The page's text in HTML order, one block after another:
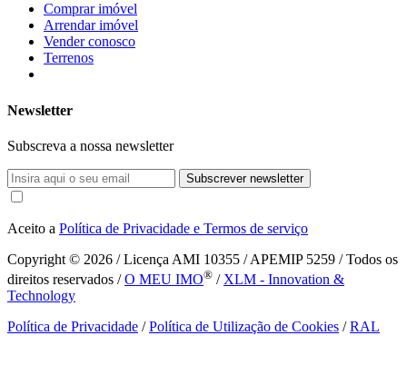
Comprar imóvel
Arrendar imóvel
Vender conosco
Terrenos
Newsletter
Subscreva a nossa newsletter
Subscrever newsletter
Aceito a Política de Privacidade e Termos de serviço
Copyright © 2026 / Licença AMI 10355 / APEMIP 5259 / Todos os
direitos reservados /O MEU IMO® / XLM - Innovation &
Technology
Política de Privacidade /Política de Utilização de Cookies /RAL